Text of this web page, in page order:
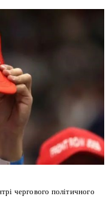
чергового політичного